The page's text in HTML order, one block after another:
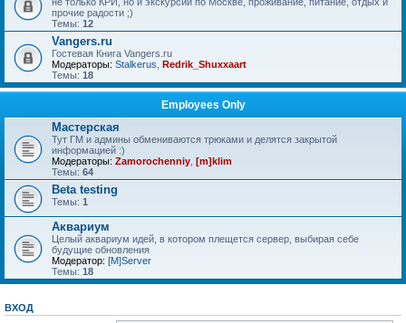
прочие радости ;)
Темы: 12
Vangers.ru
Гостевая Книга Vangers.ru
Модераторы: Stalkerus Redrik_Shuxxaart
Темы: 18
Employees Only
Мастерская
Тут ГМ и админы обмениваются трюками и делятся закрытой
информацией :)
Модераторы: Zamorochenniy [m]klim
Темы: 64
Beta testing
Темы: 1
Аквариум
Целый аквариум идей, в котором плещется сервер, выбирая себе
будущие обновления
Модератор: [M]Server
Темы: 18
ВХОД